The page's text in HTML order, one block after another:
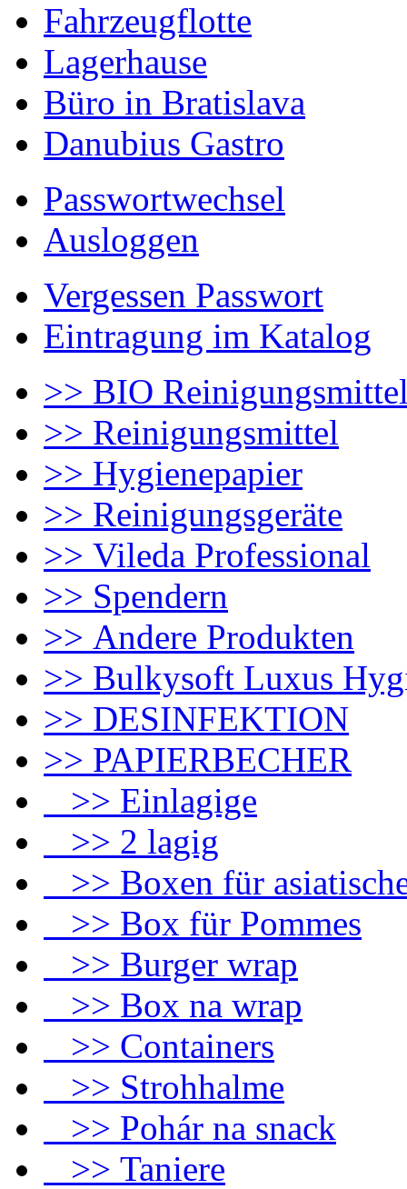
Fahrzeugflotte
Lagerhause
Büro in Bratislava
Danubius Gastro
Passwortwechsel
Ausloggen
Vergessen Passwort
Eintragung im Katalog
>> BIO
>> Reinigungsmittel
>> Hygienepapier
>> Reinigungsgeräte
>> Vileda Professional
>> Spendern
>> Andere Produkten
>> Bulkysoft Luxus
>> DESINFEKTION
>> PAPIERBECHER
>> Einlagige
>> 2 lagig
>> Boxen für
>> Box für Pommes
>> Burger wrap
>> Box na wrap
>> Containers
>> Strohhalme
>> Pohár na snack
>> Taniere